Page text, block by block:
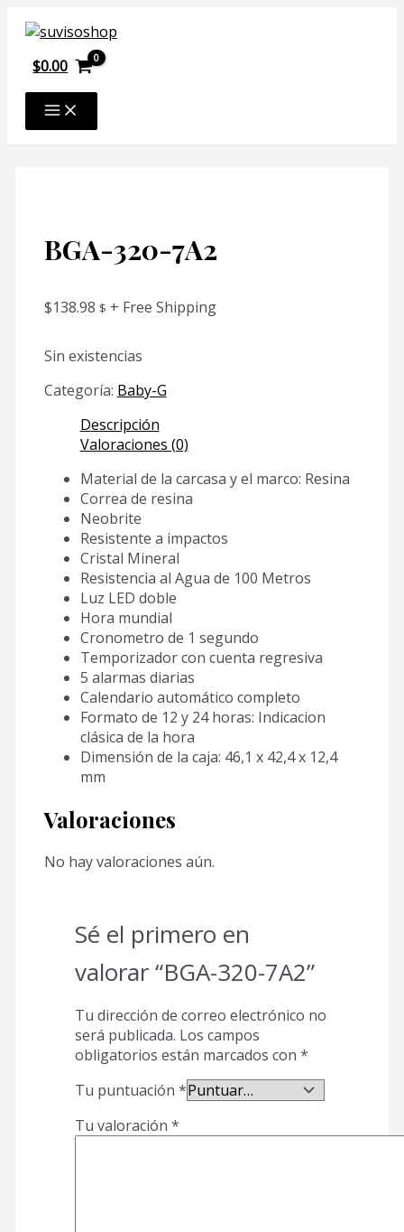
contenido
$0.00
MAIN
MENU
BGA-320-7A2
$138.98 $ + Free Shipping
Sin existencias
Categoría: Baby-G
Descripción
Valoraciones (0)
Material de la carcasa y el marco: Resina
Correa de resina
Neobrite
Resistente a impactos
Cristal Mineral
Resistencia al Agua de 100 Metros
Luz LED doble
Hora mundial
Cronometro de 1 segundo
Temporizador con cuenta regresiva
5 alarmas diarias
Calendario automático completo
Formato de 12 y 24 horas: Indicacion
clásica de la hora
Dimensión de la caja: 46,1 x 42,4 x 12,4
mm
Valoraciones
No hay valoraciones aún.
Sé el primero en
valorar “BGA-320-7A2”
Tu dirección de correo electrónico no
será publicada. Los campos
obligatorios están marcados con *
Tu puntuación *
Tu valoración *